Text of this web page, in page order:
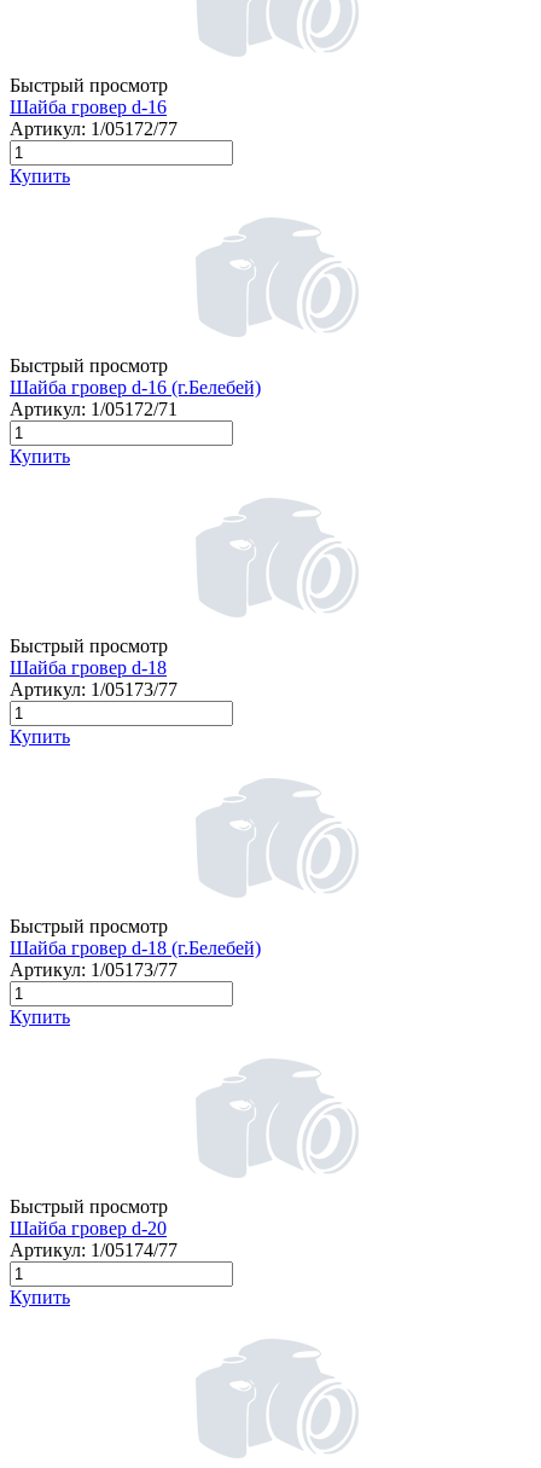
Быстрый просмотр
Шайба гровер d-16
Артикул: 1/05172/77
Купить
Быстрый просмотр
Шайба гровер d-16 (г.Белебей)
Артикул: 1/05172/71
Купить
Быстрый просмотр
Шайба гровер d-18
Артикул: 1/05173/77
Купить
Быстрый просмотр
Шайба гровер d-18 (г.Белебей)
Артикул: 1/05173/77
Купить
Быстрый просмотр
Шайба гровер d-20
Артикул: 1/05174/77
Купить